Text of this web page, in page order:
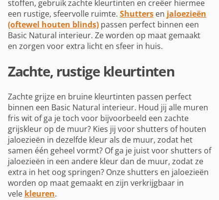
stoffen, gebruik zachte kleurtinten en creëer hiermee
een rustige, sfeervolle ruimte. Shutters en jaloezieën
(oftewel houten blinds) passen perfect binnen een
Basic Natural interieur. Ze worden op maat gemaakt
en zorgen voor extra licht en sfeer in huis.
Zachte, rustige kleurtinten
Zachte grijze en bruine kleurtinten passen perfect
binnen een Basic Natural interieur. Houd jij alle muren
fris wit of ga je toch voor bijvoorbeeld een zachte
grijskleur op de muur? Kies jij voor shutters of houten
jaloezieën in dezelfde kleur als de muur, zodat het
samen één geheel vormt? Of ga je juist voor shutters of
jaloezieën in een andere kleur dan de muur, zodat ze
extra in het oog springen? Onze shutters en jaloezieën
worden op maat gemaakt en zijn verkrijgbaar in
vele kleuren.